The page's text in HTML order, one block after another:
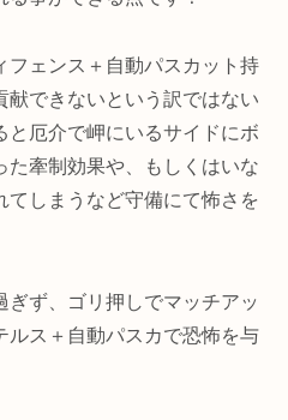
フェンス＋自動パスカット持
献できないという訳ではない
と厄介で岬にいるサイドにボ
た牽制効果や、もしくはいな
てしまうなど守備にて怖さを
ず、ゴリ押しでマッチアッ
ルス＋自動パスカで恐怖を与